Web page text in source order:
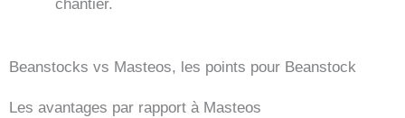
chantier.
Beanstocks vs Masteos, les points pour Beanstock
Les avantages par rapport à Masteos